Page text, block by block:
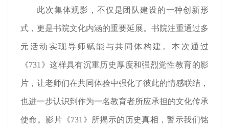
此次集体观影，不仅是团队建设的一种创新形
式，更是书院文化内涵的重要延展。书院注重通过多
元活动实现导师赋能与共同体构建。本次通过
《731》这样具有沉重历史厚度和强烈党性教育的影
片，让老师们在共同体验中强化了彼此的情感联结，
也进一步认识到作为一名教育者所应承担的文化传承
使命。影片《731》所揭示的历史真相，警示我们铭